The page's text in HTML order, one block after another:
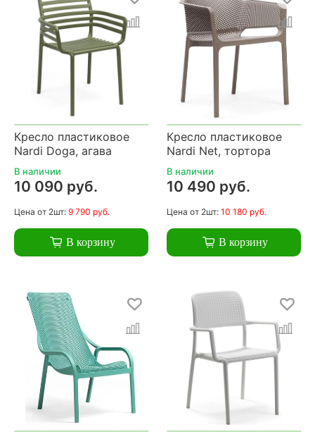
Кресло пластиковое
Nardi Doga, агава
В наличии
10 090 руб.
Цена от 2шт: 9 790 руб.
В корзину
Кресло пластиковое
Nardi Net, тортора
В наличии
10 490 руб.
Цена от 2шт: 10 180 руб.
В корзину